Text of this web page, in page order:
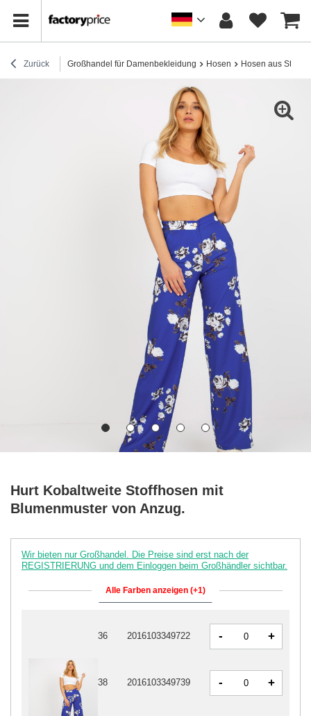
Zurück Großhandel für Damenbekleidung Hosen Hosen aus Stoff
Hurt Kobaltweite Stoffhosen mit
Blumenmuster von Anzug.
Wir bieten nur Großhandel. Die Preise sind erst nach der
REGISTRIERUNG und dem Einloggen beim Großhändler sichtbar.
Alle Farben anzeigen (+1)
36 2016103349722 - +
38 2016103349739 - +